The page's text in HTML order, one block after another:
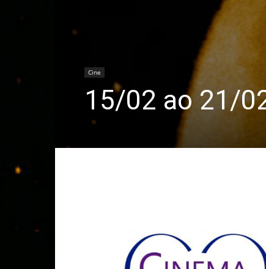
Cine
15/02 ao 21/